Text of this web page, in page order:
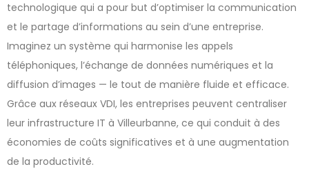
technologique qui a pour but d’optimiser la communication
et le partage d’informations au sein d’une entreprise.
Imaginez un système qui harmonise les appels
téléphoniques, l’échange de données numériques et la
diffusion d’images — le tout de manière fluide et efficace.
Grâce aux réseaux VDI, les entreprises peuvent centraliser
leur infrastructure IT à Villeurbanne, ce qui conduit à des
économies de coûts significatives et à une augmentation
de la productivité.